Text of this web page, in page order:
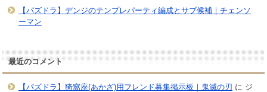
【パズドラ】デンジのテンプレパーティ編成とサブ候補｜チェンソ
ーマン
最近のコメント
【パズドラ】猗窩座(あかざ)用フレンド募集掲示板｜鬼滅の刃 に ジ